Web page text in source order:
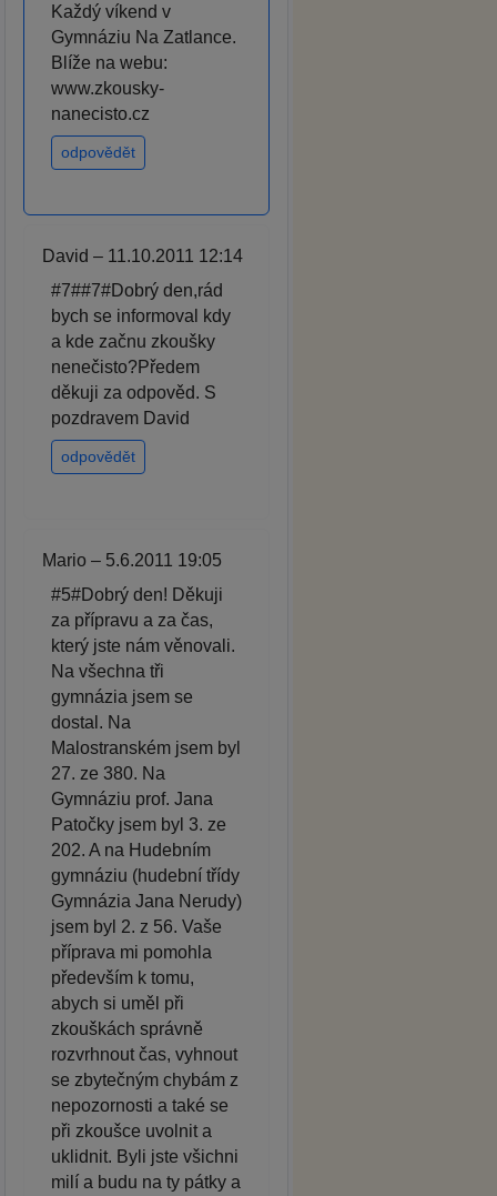
Každý víkend v
Gymnáziu Na Zatlance.
Blíže na webu:
www.zkousky-
nanecisto.cz
odpovědět
David – 11.10.2011 12:14
#7##7#Dobrý den,rád
bych se informoval kdy
a kde začnu zkoušky
nenečisto?Předem
děkuji za odpověd. S
pozdravem David
odpovědět
Mario – 5.6.2011 19:05
#5#Dobrý den! Děkuji
za přípravu a za čas,
který jste nám věnovali.
Na všechna tři
gymnázia jsem se
dostal. Na
Malostranském jsem byl
27. ze 380. Na
Gymnáziu prof. Jana
Patočky jsem byl 3. ze
202. A na Hudebním
gymnáziu (hudební třídy
Gymnázia Jana Nerudy)
jsem byl 2. z 56. Vaše
příprava mi pomohla
především k tomu,
abych si uměl při
zkouškách správně
rozvrhnout čas, vyhnout
se zbytečným chybám z
nepozornosti a také se
při zkoušce uvolnit a
uklidnit. Byli jste všichni
milí a budu na ty pátky a